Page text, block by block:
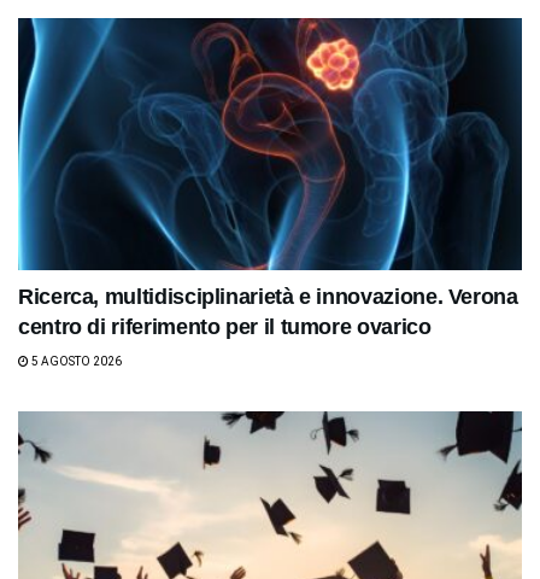
Ricerca, multidisciplinarietà e innovazione. Verona
centro di riferimento per il tumore ovarico
5 AGOSTO 2026